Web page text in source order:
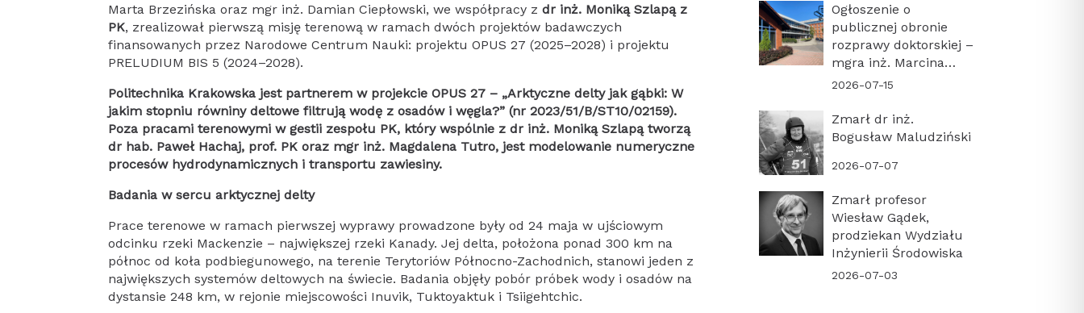
Marta Brzezińska oraz mgr inż. Damian Ciepłowski, we współpracy zdr inż. Moniką Szlapą z
PK, zrealizował pierwszą misję terenową w ramach dwóch projektów badawczych
finansowanych przez Narodowe Centrum Nauki: projektu OPUS 27 (2025–2028) i projektu
PRELUDIUM BIS 5 (2024–2028).
Politechnika Krakowska jest partnerem w projekcie OPUS 27 – „Arktyczne delty jak gąbki: W
jakim stopniu równiny deltowe filtrują wodę z osadów i węgla?” (nr 2023/51/B/ST10/02159).
Poza pracami terenowymi w gestii zespołu PK, który wspólnie z dr inż. Moniką Szlapą tworzą
dr hab. Paweł Hachaj, prof. PK oraz mgr inż. Magdalena Tutro, jest modelowanie numeryczne
procesów hydrodynamicznych i transportu zawiesiny.
Badania w sercu arktycznej delty
Prace terenowe w ramach pierwszej wyprawy prowadzone były od 24 maja w ujściowym
odcinku rzeki Mackenzie – największej rzeki Kanady. Jej delta, położona ponad 300 km na
północ od koła podbiegunowego, na terenie Terytoriów Północno-Zachodnich, stanowi jeden z
największych systemów deltowych na świecie. Badania objęły pobór próbek wody i osadów na
dystansie 248 km, w rejonie miejscowości Inuvik, Tuktoyaktuk i Tsiigehtchic.
Ogłoszenie o
publicznej obronie
rozprawy doktorskiej –
mgra inż. Marcina
Turonia
2026-07-15
Zmarł dr inż.
Bogusław Maludziński
2026-07-07
Zmarł profesor
Wiesław Gądek,
prodziekan Wydziału
Inżynierii Środowiska
2026-07-03